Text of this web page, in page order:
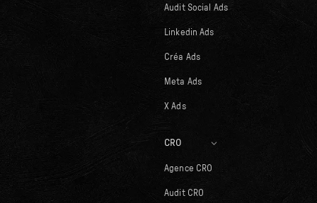
Audit Social Ads
Linkedin Ads
Créa Ads
Meta Ads
X Ads
CRO
Agence CRO
Audit CRO